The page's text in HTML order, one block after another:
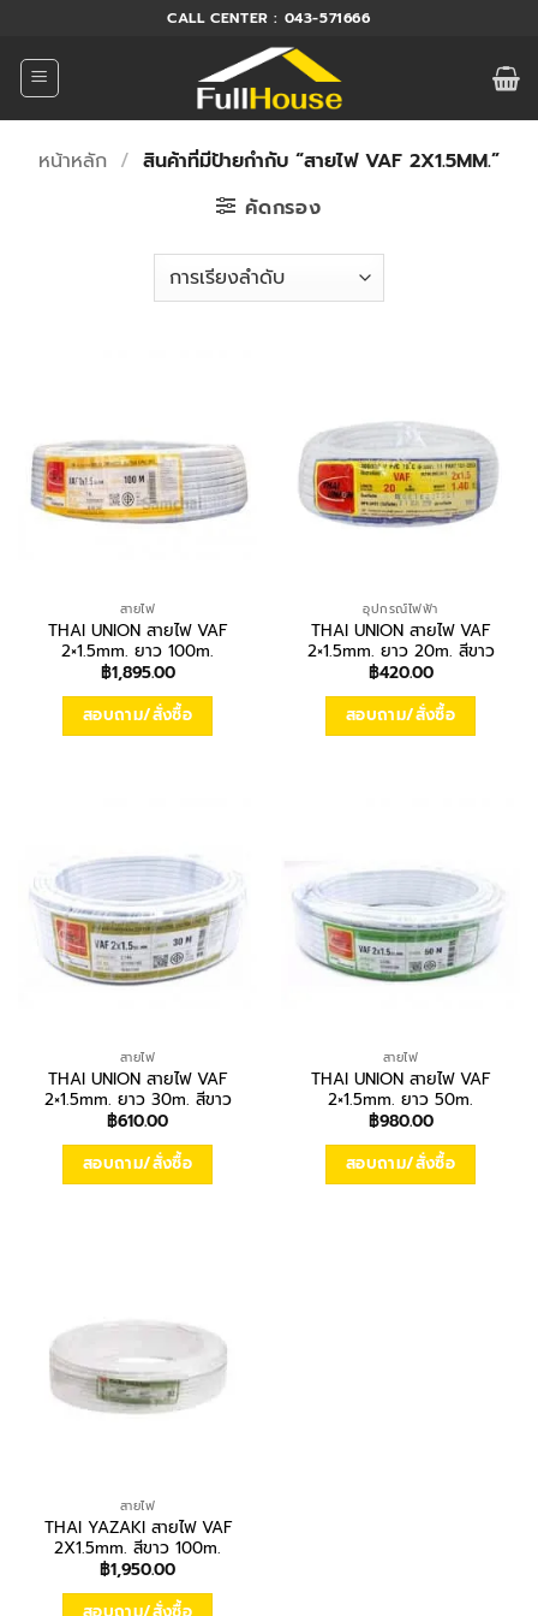
ยัง
เนื้อหา
CALL CENTER : 043-571666
หน้าหลัก / สินค้าที่มีป้ายกำกับ “สายไฟ VAF 2X1.5MM.”
คัดกรอง
สายไฟ
THAI UNION สายไฟ VAF
2×1.5mm. ยาว 100m.
฿1,895.00
สอบถาม/สั่งซื้อ
อุปกรณ์ไฟฟ้า
THAI UNION สายไฟ VAF
2×1.5mm. ยาว 20m. สีขาว
฿420.00
สอบถาม/สั่งซื้อ
สายไฟ
THAI UNION สายไฟ VAF
2×1.5mm. ยาว 30m. สีขาว
฿610.00
สอบถาม/สั่งซื้อ
สายไฟ
THAI UNION สายไฟ VAF
2×1.5mm. ยาว 50m.
฿980.00
สอบถาม/สั่งซื้อ
สายไฟ
THAI YAZAKI สายไฟ VAF
2X1.5mm. สีขาว 100m.
฿1,950.00